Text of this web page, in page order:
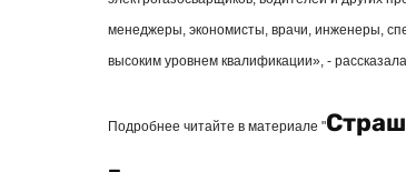
менеджеры, экономисты, врачи, инженеры,
высоким уровнем квалификации», -
Подробнее читайте в материале "